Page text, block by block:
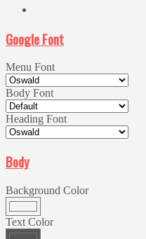
Google Font
Menu Font
Body Font
Heading Font
Body
Background Color
Text Color